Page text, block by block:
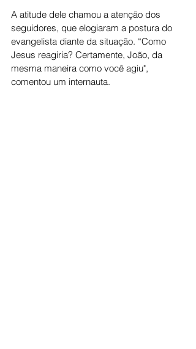
A atitude dele chamou a atenção dos
seguidores, que elogiaram a postura do
evangelista diante da situação. “Como
Jesus reagiria? Certamente, João, da
mesma maneira como você agiu",
comentou um internauta.